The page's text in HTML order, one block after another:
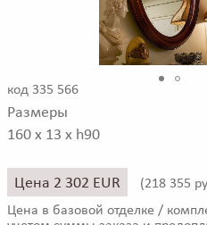
код 335 566
Размеры
160 x 13 x h90
Цена 2 302 EUR (218 355
Цена в базовой отделке /